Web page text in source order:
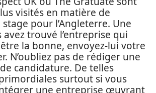
visités en matière de
pour l’Angleterre. Une
trouvé l’entreprise qui
la bonne, envoyez-lui votre
N’oubliez pas de rédiger une
candidature. De telles
surtout si vous
une entreprise œuvrant